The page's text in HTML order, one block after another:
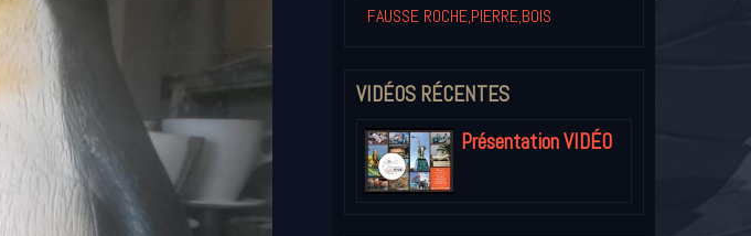
FAUSSE ROCHE,PIERRE,BOIS
VIDÉOS RÉCENTES
Présentation VIDÉO